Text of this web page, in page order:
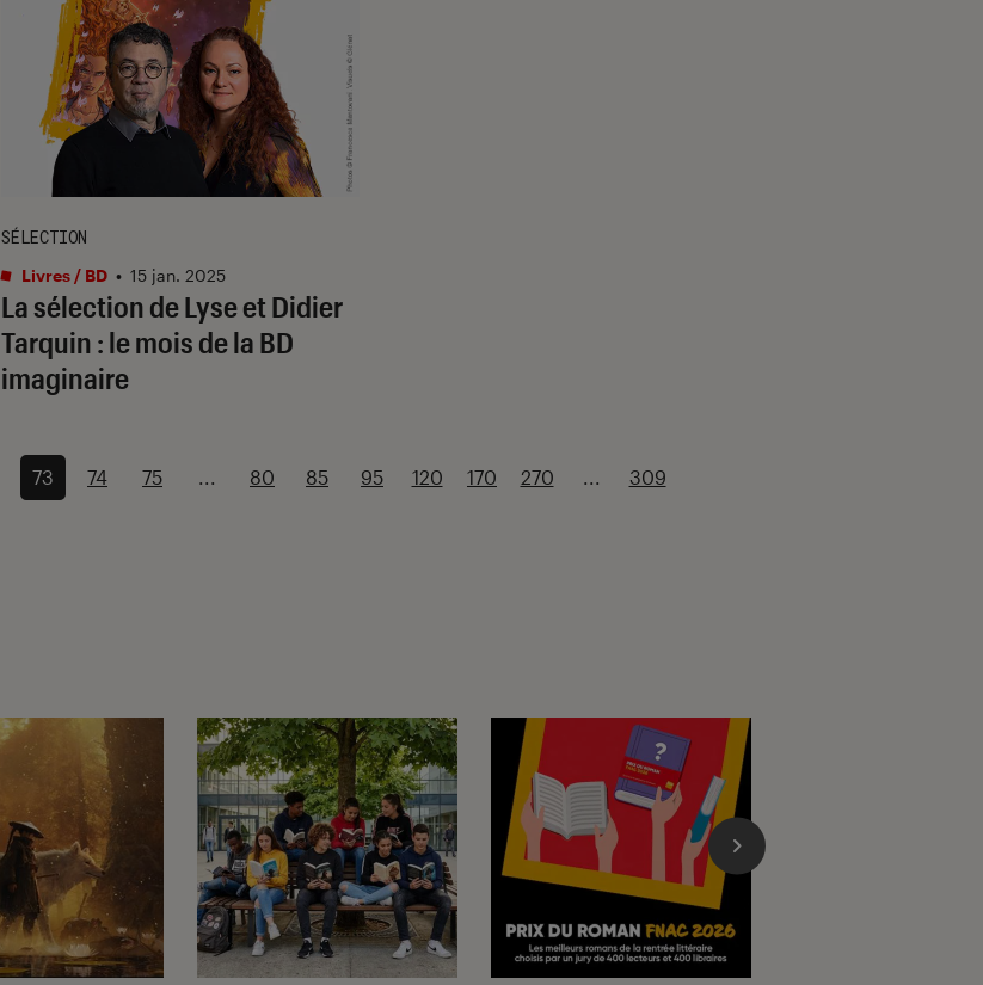
La sélection de Lyse et Didier
Tarquin : le mois de la BD
imaginaire
SÉLECTION
Livres / BD • 15 jan. 2025
73 74 75 ... 80 85 95 120 170 270 ... 309